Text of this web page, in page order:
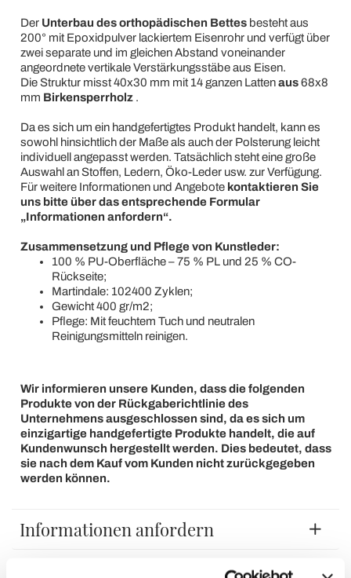
Der Unterbau des orthopädischen Bettesbesteht aus
200° mit Epoxidpulver lackiertem Eisenrohr und verfügt über
zwei separate und im gleichen Abstand voneinander
angeordnete vertikale Verstärkungsstäbe aus Eisen.
Die Struktur misst 40x30 mm mit 14 ganzen Lattenaus68x8
mm Birkensperrholz.
Da es sich um ein handgefertigtes Produkt handelt, kann es
sowohl hinsichtlich der Maße als auch der Polsterung leicht
individuell angepasst werden. Tatsächlich steht eine große
Auswahl an Stoffen, Ledern, Öko-Leder usw. zur Verfügung.
Für weitere Informationen und Angebote kontaktieren Sie
uns bitte über das entsprechende Formular
„Informationen anfordern“.
Zusammensetzung und Pflege von Kunstleder:
100 % PU-Oberfläche – 75 % PL und 25 % CO-
Rückseite;
Martindale: 102400 Zyklen;
Gewicht 400 gr/m2;
Pflege: Mit feuchtem Tuch und neutralen
Reinigungsmitteln reinigen.
Wir informieren unsere Kunden, dass die folgenden
Produkte von der Rückgaberichtlinie des
Unternehmens ausgeschlossen sind, da es sich um
einzigartige handgefertigte Produkte handelt, die auf
Kundenwunsch hergestellt werden. Dies bedeutet, dass
sie nach dem Kauf vom Kunden nicht zurückgegeben
werden können.
Informationen anfordern